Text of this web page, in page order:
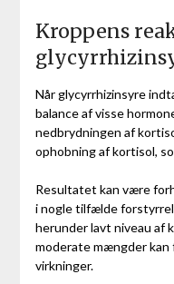
Kroppens
Når glycyrrhizinsyre
balance af visse
nedbrydningen af
ophobning af kortisol,
Resultatet kan være
i nogle tilfælde
herunder lavt niveau af
moderate mængder kan
virkninger.